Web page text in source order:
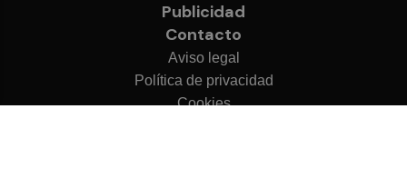
Publicidad
Contacto
Aviso legal
Política de privacidad
Cookies